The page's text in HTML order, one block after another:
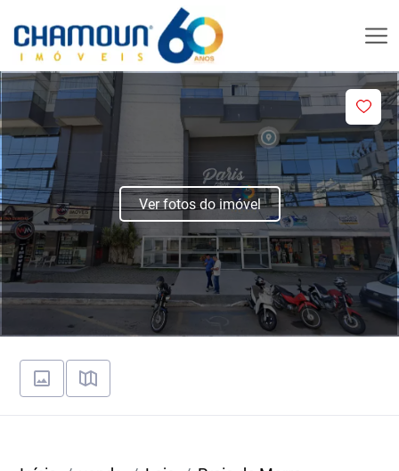
Ver fotos do imóvel